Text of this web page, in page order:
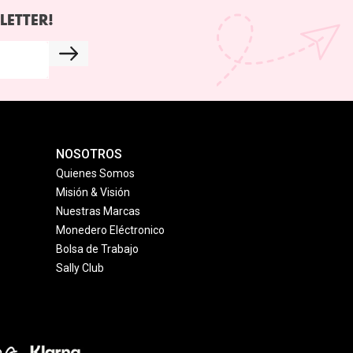
NOSOTROS
Quienes Somos
Misión & Visión
Nuestras Marcas
Monedero Eléctronico
Bolsa de Trabajo
Sally Club